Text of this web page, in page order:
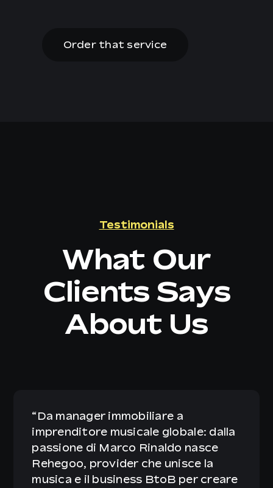
Order that service
Testimonials
What Our
Clients Says
About Us
“Da manager immobiliare a
imprenditore musicale globale: dalla
passione di Marco Rinaldo nasce
Rehegoo, provider che unisce la
musica e il business BtoB per creare